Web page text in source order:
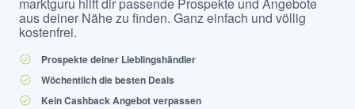
aus deiner Nähe zu finden. Ganz einfach und völlig
kostenfrei.
Prospekte deiner Lieblingshändler
Wöchentlich die besten Deals
Kein Cashback Angebot verpassen